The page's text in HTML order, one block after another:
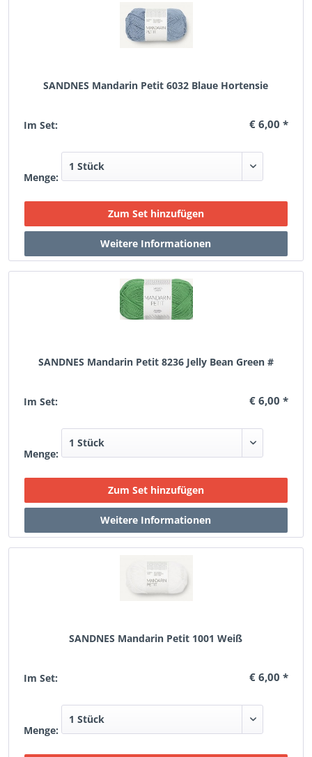
SANDNES Mandarin Petit 6032 Blaue Hortensie
Im Set: € 6,00 *
Menge:
SANDNES Mandarin Petit 8236 Jelly Bean Green #
Im Set: € 6,00 *
Menge:
SANDNES Mandarin Petit 1001 Weiß
Im Set: € 6,00 *
Menge: